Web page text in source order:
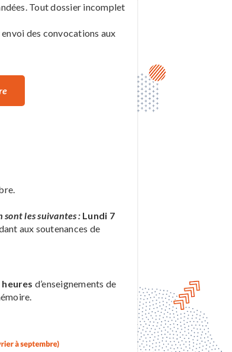
Tout dossier incomplet
des convocations aux
les suivantes : Lundi 7
aux soutenances de
heures d’enseignements de